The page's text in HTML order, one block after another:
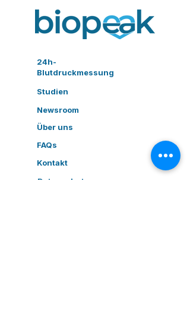
24h-
Blutdruckmessung
Studien
Newsroom
Über uns
FAQs
Kontakt
Datenschut